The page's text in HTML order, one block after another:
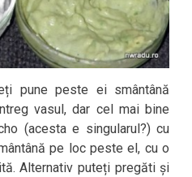
pune peste ei smântână
vasul, dar cel mai bine
(acesta e singularul?) cu
pe loc peste el, cu o
Alternativ puteți pregăti și